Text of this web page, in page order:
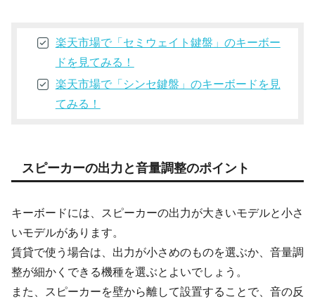
楽天市場で「セミウェイト鍵盤」のキーボー
ドを見てみる！
楽天市場で「シンセ鍵盤」のキーボードを見
てみる！
スピーカーの出力と音量調整のポイント
キーボードには、スピーカーの出力が大きいモデルと小さ
いモデルがあります。
賃貸で使う場合は、出力が小さめのものを選ぶか、音量調
整が細かくできる機種を選ぶとよいでしょう。
また、スピーカーを壁から離して設置することで、音の反